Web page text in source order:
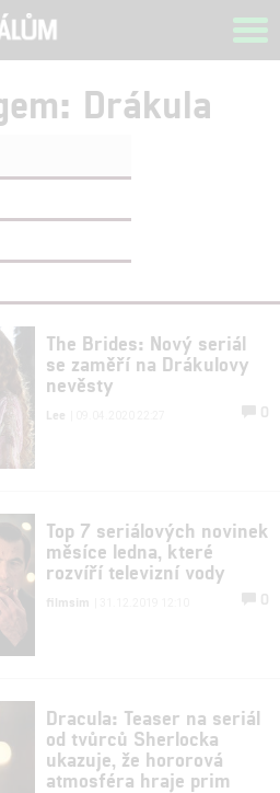
Drákula
The Brides: Nový seriál
se zaměří na Drákulovy
nevěsty
Lee 0
Top 7 seriálových novinek
měsíce ledna, které
rozvíří televizní vody
filmsim 0
Dracula: Teaser na seriál
od tvůrců Sherlocka
ukazuje, že hororová
atmosféra hraje prim